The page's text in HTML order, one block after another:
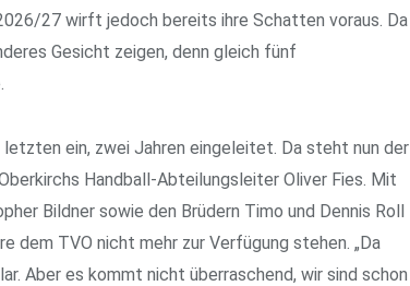
27 wirft jedoch bereits ihre Schatten voraus. Da
Gesicht zeigen, denn gleich fünf
letzten ein, zwei Jahren eingeleitet. Da steht nun der
Handball-Abteilungsleiter Oliver Fies. Mit
Bildner sowie den Brüdern Timo und Dennis Roll
dem TVO nicht mehr zur Verfügung stehen. „Da
Aber es kommt nicht überraschend, wir sind schon